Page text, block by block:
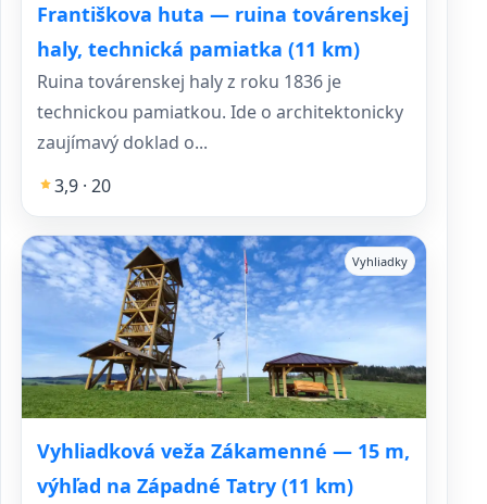
Františkova huta — ruina továrenskej
haly, technická pamiatka (11 km)
Ruina továrenskej haly z roku 1836 je
technickou pamiatkou. Ide o architektonicky
zaujímavý doklad o...
3,9 · 20
Vyhliadková veža Zákamenné — 15 m,
výhľad na Západné Tatry (11 km)
Vyhliadky